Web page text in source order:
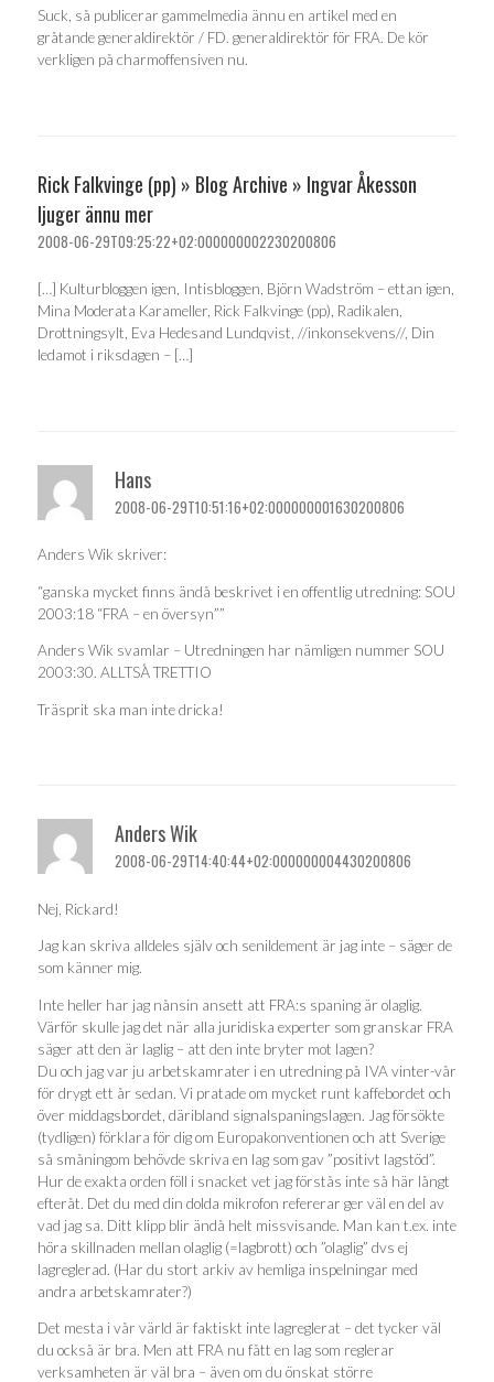
Suck, så publicerar gammelmedia ännu en artikel med en
gråtande generaldirektör / FD. generaldirektör för FRA. De kör
verkligen på charmoffensiven nu.
Rick Falkvinge (pp) » Blog Archive » Ingvar Åkesson
ljuger ännu mer
2008-06-29T09:25:22+02:000000002230200806
[…] Kulturbloggen igen, Intisbloggen, Björn Wadström – ettan igen,
Mina Moderata Karameller, Rick Falkvinge (pp), Radikalen,
Drottningsylt, Eva Hedesand Lundqvist, //inkonsekvens//, Din
ledamot i riksdagen – […]
Hans
2008-06-29T10:51:16+02:000000001630200806
Anders Wik skriver:
“ganska mycket finns ändå beskrivet i en offentlig utredning: SOU
2003:18 “FRA – en översyn””
Anders Wik svamlar – Utredningen har nämligen nummer SOU
2003:30. ALLTSÅ TRETTIO
Träsprit ska man inte dricka!
Anders Wik
2008-06-29T14:40:44+02:000000004430200806
Nej, Rickard!
Jag kan skriva alldeles själv och senildement är jag inte – säger de
som känner mig.
Inte heller har jag nånsin ansett att FRA:s spaning är olaglig.
Värför skulle jag det när alla juridiska experter som granskar FRA
säger att den är laglig – att den inte bryter mot lagen?
Du och jag var ju arbetskamrater i en utredning på IVA vinter-vår
för drygt ett år sedan. Vi pratade om mycket runt kaffebordet och
över middagsbordet, däribland signalspaningslagen. Jag försökte
(tydligen) förklara för dig om Europakonventionen och att Sverige
så småningom behövde skriva en lag som gav ”positivt lagstöd”.
Hur de exakta orden föll i snacket vet jag förstås inte så här långt
efteråt. Det du med din dolda mikrofon refererar ger väl en del av
vad jag sa. Ditt klipp blir ändå helt missvisande. Man kan t.ex. inte
höra skillnaden mellan olaglig (=lagbrott) och ”olaglig” dvs ej
lagreglerad. (Har du stort arkiv av hemliga inspelningar med
andra arbetskamrater?)
Det mesta i vår värld är faktiskt inte lagreglerat – det tycker väl
du också är bra. Men att FRA nu fått en lag som reglerar
verksamheten är väl bra – även om du önskat större